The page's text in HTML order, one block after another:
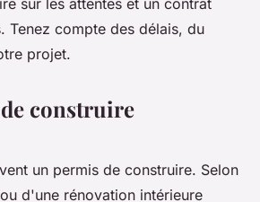
sur les attentes et un contrat
Tenez compte des délais, du
projet.
construire
un permis de construire. Selon
d'une rénovation intérieure